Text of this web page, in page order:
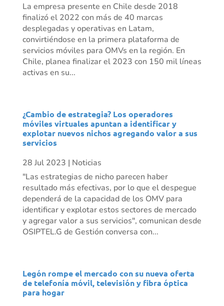
La empresa presente en Chile desde 2018
finalizó el 2022 con más de 40 marcas
desplegadas y operativas en Latam,
convirtiéndose en la primera plataforma de
servicios móviles para OMVs en la región. En
Chile, planea finalizar el 2023 con 150 mil líneas
activas en su...
¿Cambio de estrategia? Los operadores
móviles virtuales apuntan a identificar y
explotar nuevos nichos agregando valor a sus
servicios
28 Jul 2023 | Noticias
"Las estrategias de nicho parecen haber
resultado más efectivas, por lo que el despegue
dependerá de la capacidad de los OMV para
identificar y explotar estos sectores de mercado
y agregar valor a sus servicios", comunican desde
OSIPTEL.G de Gestión conversa con...
Legón rompe el mercado con su nueva oferta
de telefonía móvil, televisión y fibra óptica
para hogar